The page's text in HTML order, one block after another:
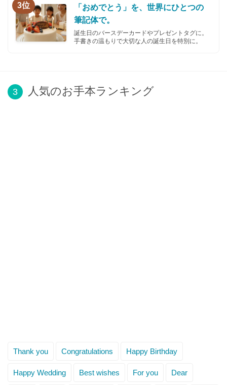
3位
「おめでとう」を、世界にひとつの
筆記体で。
誕生日のバースデーカードやプレゼントタグに。
手書きの温もりで大切な人の誕生日を特別に。
3 人気のお手本ランキング
Thank you Congratulations Happy Birthday
Happy Wedding Best wishes For you Dear